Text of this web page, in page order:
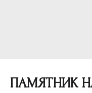
ПАМЯТНИК